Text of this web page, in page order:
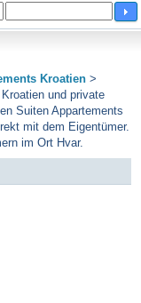
Kroatien >
und private
Suiten Appartements
mit dem Eigentümer.
im Ort Hvar.